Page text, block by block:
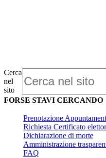
Cerca
nel
sito
FORSE STAVI CERCANDO
Prenotazione
Richiesta Certificato
Dichiarazione di morte
Amministrazione
FAQ